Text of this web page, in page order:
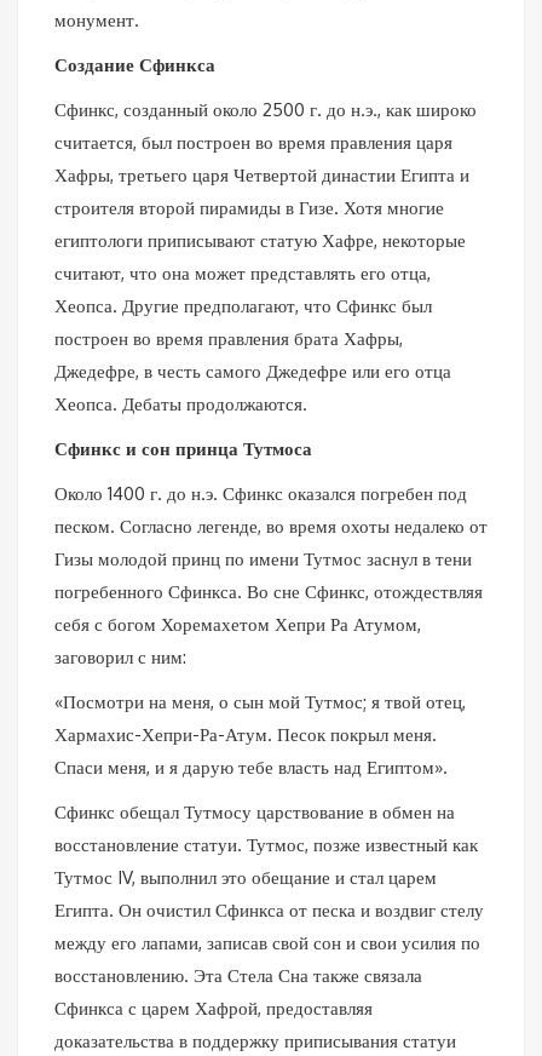
монумент.
Создание Сфинкса
Сфинкс, созданный около 2500 г. до н.э., как широко
считается, был построен во время правления царя
Хафры, третьего царя Четвертой династии Египта и
строителя второй пирамиды в Гизе. Хотя многие
египтологи приписывают статую Хафре, некоторые
считают, что она может представлять его отца,
Хеопса. Другие предполагают, что Сфинкс был
построен во время правления брата Хафры,
Джедефре, в честь самого Джедефре или его отца
Хеопса. Дебаты продолжаются.
Сфинкс и сон принца Тутмоса
Около 1400 г. до н.э. Сфинкс оказался погребен под
песком. Согласно легенде, во время охоты недалеко от
Гизы молодой принц по имени Тутмос заснул в тени
погребенного Сфинкса. Во сне Сфинкс, отождествляя
себя с богом Хоремахетом Хепри Ра Атумом,
заговорил с ним:
«Посмотри на меня, о сын мой Тутмос; я твой отец,
Хармахис-Хепри-Ра-Атум. Песок покрыл меня.
Спаси меня, и я дарую тебе власть над Египтом».
Сфинкс обещал Тутмосу царствование в обмен на
восстановление статуи. Тутмос, позже известный как
Тутмос IV, выполнил это обещание и стал царем
Египта. Он очистил Сфинкса от песка и воздвиг стелу
между его лапами, записав свой сон и свои усилия по
восстановлению. Эта Стела Сна также связала
Сфинкса с царем Хафрой, предоставляя
доказательства в поддержку приписывания статуи